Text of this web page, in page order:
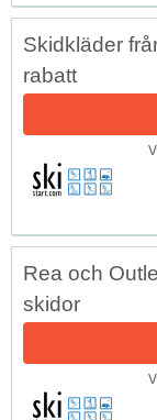
Skidkläder
rabatt
Rea och
skidor